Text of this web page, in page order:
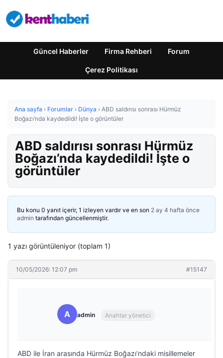
Güncel Haberler Firma Rehberi Forum
Çerez Politikası
Ana sayfa › Forumlar › Dünya › ABD saldırısı sonrası Hürmüz
Boğazı’nda kaydedildi! İşte o görüntüler
ABD saldırısı sonrası Hürmüz
Boğazı’nda kaydedildi! İşte o
görüntüler
Bu konu 0 yanıt içerir, 1 izleyen vardır ve en son 2 ay 4 hafta önce
admin tarafından güncellenmiştir.
1 yazı görüntüleniyor (toplam 1)
10/05/2026: 12:07 pm #15147
A admin Anahtar yönetici
ABD ile İran arasında Hürmüz Boğazı’ndaki misillemeler